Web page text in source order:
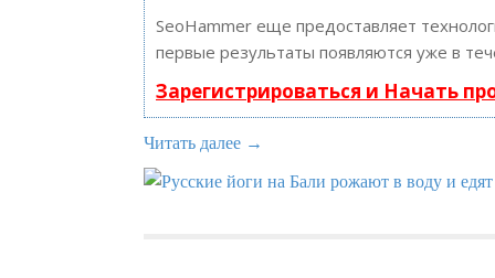
SeoHammer еще предоставляет
первые результаты появляются уже в
Зарегистрироваться и Начать
Читать далее →